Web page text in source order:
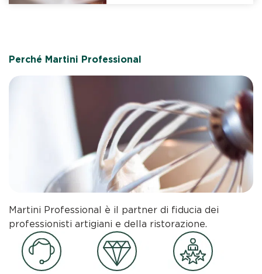
Perché Martini Professional
Martini Professional è il partner di fiducia dei
professionisti artigiani e della ristorazione.